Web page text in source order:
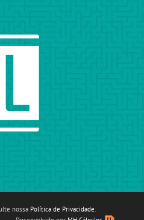
nossa Política de Privacidade.